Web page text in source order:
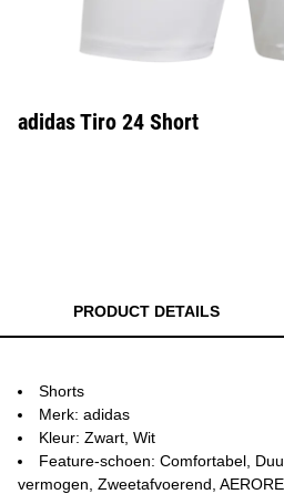
adidas Tiro 24 Short
PRODUCT DETAILS
Shorts
Merk: adidas
Kleur: Zwart, Wit
Feature-schoen: Comfortabel,
vermogen, Zweetafvoerend,